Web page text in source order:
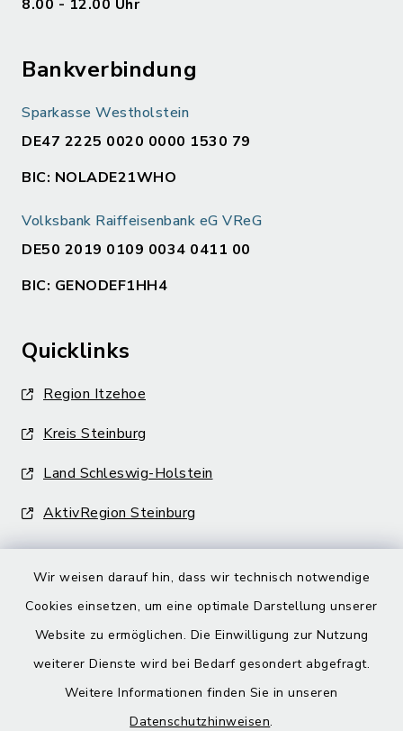
Wir weisen darauf hin, dass wir technisch notwendige
Cookies einsetzen, um eine optimale Darstellung unserer
Website zu ermöglichen. Die Einwilligung zur Nutzung
weiterer Dienste wird bei Bedarf gesondert abgefragt.
Weitere Informationen finden Sie in unseren
Datenschutzhinweisen.
8.00 - 12.00 Uhr
Bankverbindung
Sparkasse Westholstein
DE47 2225 0020 0000 1530 79
BIC: NOLADE21WHO
Volksbank Raiffeisenbank eG VReG
DE50 2019 0109 0034 0411 00
BIC: GENODEF1HH4
Quicklinks
Region Itzehoe
Kreis Steinburg
Land Schleswig-Holstein
AktivRegion Steinburg
Kontakt
Barrierefreiheit